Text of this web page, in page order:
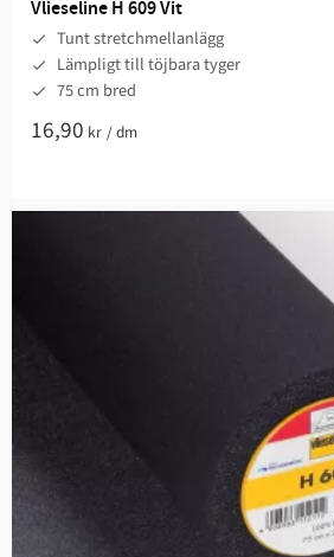
Vlieseline H 609 Vit
Tunt stretchmellanlägg
Lämpligt till töjbara tyger
75 cm bred
16,90 kr /dm